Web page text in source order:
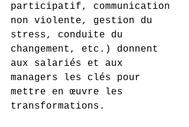
participatif, communication
non violente, gestion du
stress, conduite du
changement, etc.) donnent
aux salariés et aux
managers les clés pour
mettre en œuvre les
transformations.